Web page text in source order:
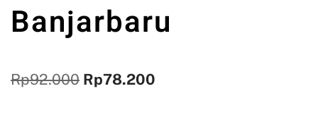
Banjarbaru
Rp92.000 Rp78.200